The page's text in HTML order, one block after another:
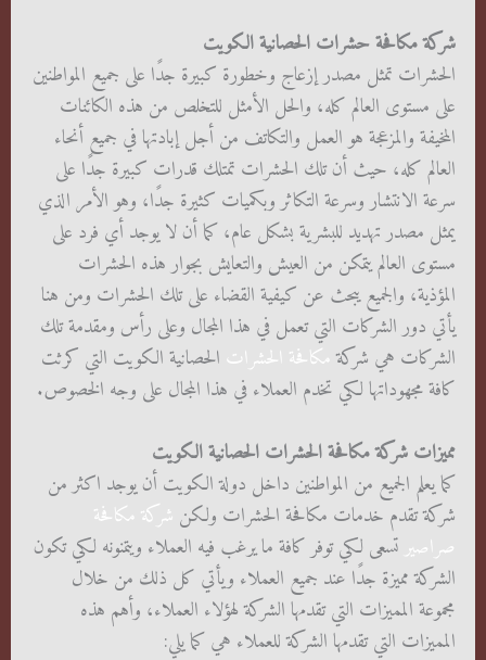
شركة مكافحة حشرات الحصانية الكويت
الحشرات تمثل مصدر إزعاج وخطورة كبيرة جدًا على جميع المواطنين
على مستوى العالم كله، والحل الأمثل للتخلص من هذه الكائنات
المخيفة والمزعجة هو العمل والتكاتف من أجل إبادتها في جميع أنحاء
العالم كله، حيث أن تلك الحشرات تمتلك قدرات كبيرة جدًا على
سرعة الانتشار وسرعة التكاثر وبكميات كثيرة جدًا، وهو الأمر الذي
يمثل مصدر تهديد للبشرية بشكل عام، كما أن لا يوجد أي فرد على
مستوى العالم يتمكن من العيش والتعايش بجوار هذه الحشرات
المؤذية، والجميع يبحث عن كيفية القضاء على تلك الحشرات ومن هنا
يأتي دور الشركات التي تعمل في هذا المجال وعلى رأس ومقدمة تلك
الشركات هي شركةمكافحة الحشرات الحصانية الكويت التي كرثت
كافة مجهوداتها لكي تخدم العملاء في هذا المجال على وجه الخصوص.
مميزات شركة مكافحة الحشرات الحصانية الكويت
كما يعلم الجميع من المواطنين داخل دولة الكويت أن يوجد اكثر من
شركة تقدم خدمات مكافحة الحشرات ولكن شركة مكافحة
صراصير تسعى لكي توفر كافة ما يرغب فيه العملاء ويتمنونه لكي تكون
الشركة مميزة جدًا عند جميع العملاء ويأتي كل ذلك من خلال
مجموعة المميزات التي تقدمها الشركة لهؤلاء العملاء، وأهم هذه
المميزات التي تقدمها الشركة للعملاء هي كما يلي: